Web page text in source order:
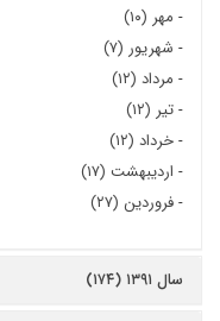
- مهر (۱۰)
- شهریور (۷)
- مرداد (۱۲)
-تیر (۱۲)
-خرداد (۱۲)
- اردیبهشت (۱۷)
-فروردین (۲۷)
سال ۱۳۹۱ (۱۷۴)